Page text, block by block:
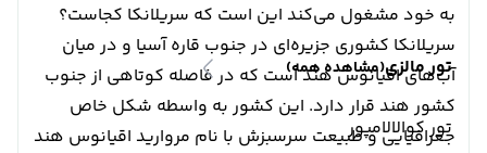
تور مالزی(مشاهده همه)
تور کوالالامپور
به خود مشغول می‌کند این است که سریلانکا کجاست؟
سریلانکا کشوری جزیره‌ای در جنوب قاره آسیا و در میان
آب‌های اقیانوس هند است که در فاصله کوتاهی از جنوب
کشور هند قرار دارد. این کشور به واسطه شکل خاص
جغرافیایی و طبیعت سرسبزش با نام مروارید اقیانوس هند